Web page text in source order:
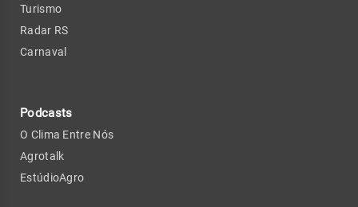
Turismo
Radar RS
Carnaval
Podcasts
O Clima Entre Nós
Agrotalk
EstúdioAgro